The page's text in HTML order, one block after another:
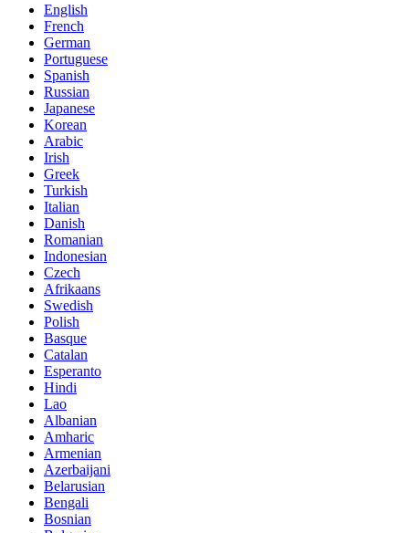
English
French
German
Portuguese
Spanish
Russian
Japanese
Korean
Arabic
Irish
Greek
Turkish
Italian
Danish
Romanian
Indonesian
Czech
Afrikaans
Swedish
Polish
Basque
Catalan
Esperanto
Hindi
Lao
Albanian
Amharic
Armenian
Azerbaijani
Belarusian
Bengali
Bosnian